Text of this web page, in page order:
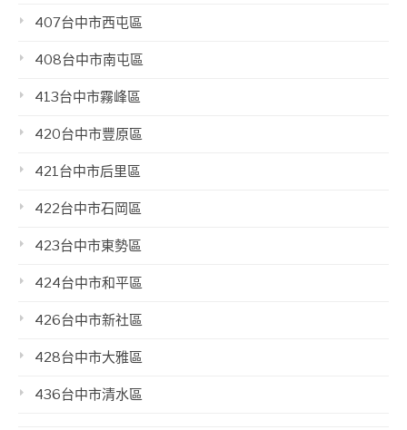
407台中市西屯區
408台中市南屯區
413台中市霧峰區
420台中市豐原區
421台中市后里區
422台中市石岡區
423台中市東勢區
424台中市和平區
426台中市新社區
428台中市大雅區
436台中市清水區